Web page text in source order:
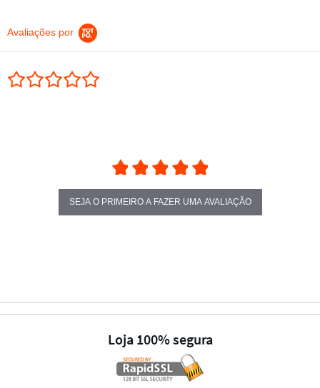
Avaliações por
SEJA O PRIMEIRO A FAZER UMA AVALIAÇÃO